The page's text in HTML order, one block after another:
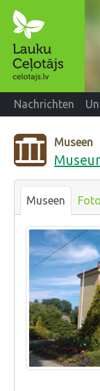
Nachrichten
Museen
Museen Foto